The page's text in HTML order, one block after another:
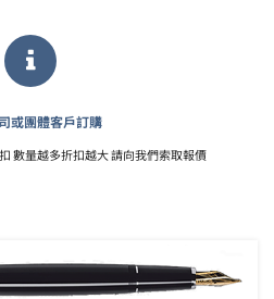
或團體客戶訂購
數量越多折扣越大 請向我們索取報價